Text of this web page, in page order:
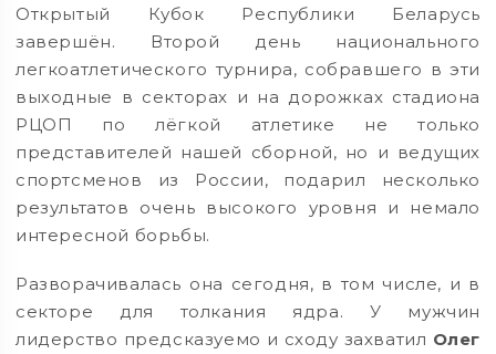
Открытый Кубок Республики Беларусь
завершён. Второй день национального
легкоатлетического турнира, собравшего в эти
выходные в секторах и на дорожках стадиона
РЦОП по лёгкой атлетике не только
представителей нашей сборной, но и ведущих
спортсменов из России, подарил несколько
результатов очень высокого уровня и немало
интересной борьбы.
Разворачивалась она сегодня, в том числе, и в
секторе для толкания ядра. У мужчин
лидерство предсказуемо и сходу захватил Олег